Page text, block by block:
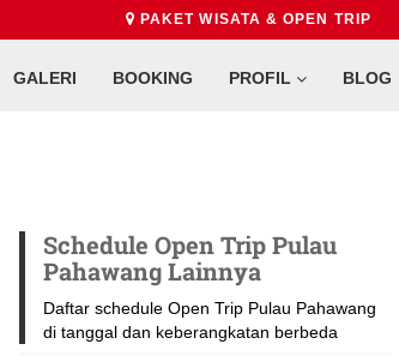
PAKET WISATA & OPEN TRIP
GALERI BOOKING PROFIL BLOG
Schedule Open Trip Pulau
Pahawang Lainnya
Daftar schedule Open Trip Pulau Pahawang
di tanggal dan keberangkatan berbeda